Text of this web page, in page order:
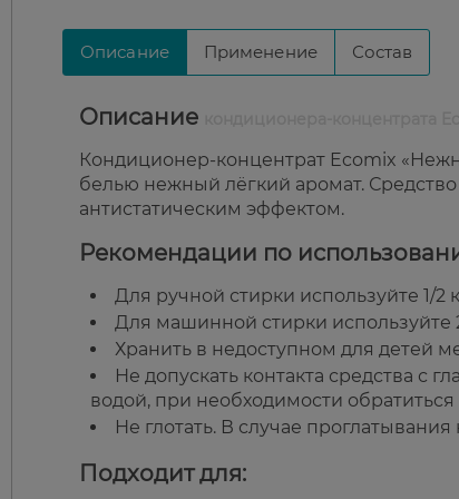
Описание Применение Состав
Описание
Кондиционер-концентрат Ecomix
белью нежный лёгкий аромат.
антистатическим эффектом.
Рекомендации по
Для ручной стирки используйте 1/2
Для машинной стирки используйте
Хранить в недоступном для детей
Не допускать контакта средства с
водой, при необходимости обратиться
Не глотать. В случае
Подходит для: